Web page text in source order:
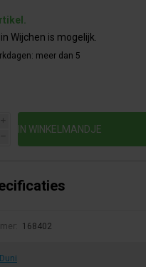
Wijchen is mogelijk.
meer dan 5
i
h
168402
Duni